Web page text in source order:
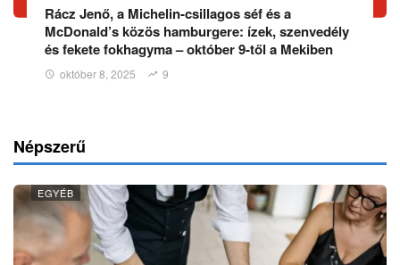
Rácz Jenő, a Michelin-csillagos séf és a
McDonald’s közös hamburgere: ízek, szenvedély
és fekete fokhagyma – október 9-től a Mekiben
október 8, 2025 9
Népszerű
EGYÉB